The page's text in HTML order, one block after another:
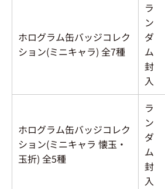
ホログラム缶バッジコレク
ション(ミニキャラ) 全7種
ラ
ン
ダ
ム
封
入
ホログラム缶バッジコレク
ション(ミニキャラ 懐玉・
玉折) 全5種
ラ
ン
ダ
ム
封
入